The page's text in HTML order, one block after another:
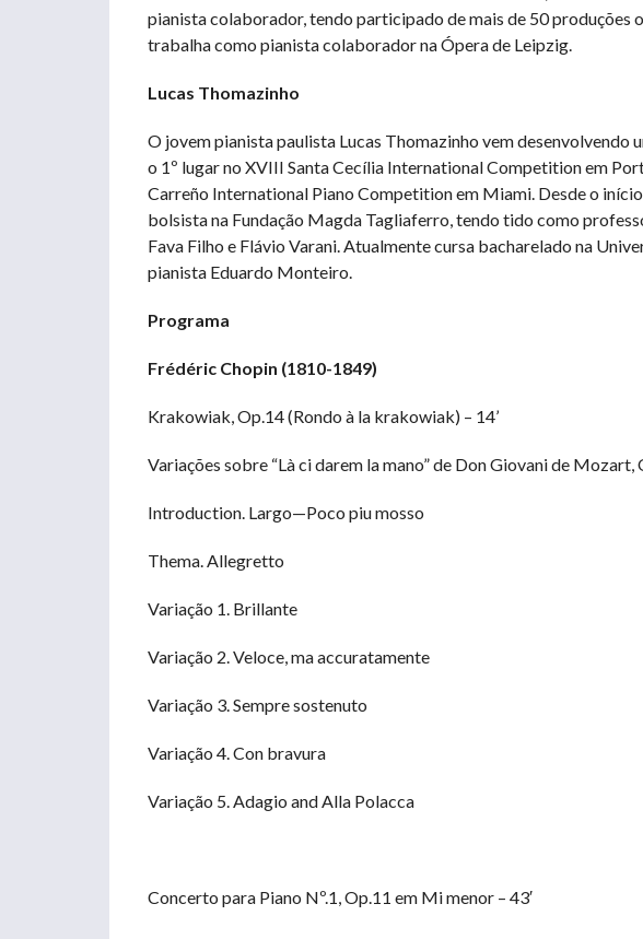
pianista colaborador, tendo participado de mais de 50 produções
trabalha como pianista colaborador na Ópera de Leipzig.
Lucas Thomazinho
O jovem pianista paulista Lucas Thomazinho vem desenvolvendo
o 1º lugar no XVIII Santa Cecília International Competition em
Carreño International Piano Competition em Miami. Desde o
bolsista na Fundação Magda Tagliaferro, tendo tido como
Fava Filho e Flávio Varani. Atualmente cursa bacharelado na
pianista Eduardo Monteiro.
Programa
Frédéric Chopin (1810-1849)
Krakowiak, Op.14 (Rondo à la krakowiak) – 14’
Variações sobre “Là ci darem la mano” de Don Giovani de Mozart,
Introduction. Largo—Poco piu mosso
Thema. Allegretto
Variação 1. Brillante
Variação 2. Veloce, ma accuratamente
Variação 3. Sempre sostenuto
Variação 4. Con bravura
Variação 5. Adagio and Alla Polacca
Concerto para Piano Nº.1, Op.11 em Mi menor – 43′